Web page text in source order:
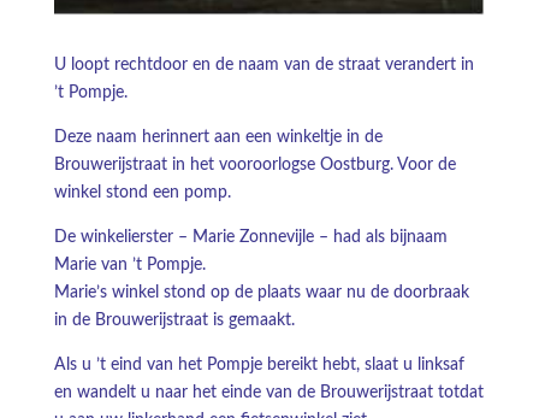
U loopt rechtdoor en de naam van de straat verandert in
’t Pompje.
Deze naam herinnert aan een winkeltje in de
Brouwerijstraat in het vooroorlogse Oostburg. Voor de
winkel stond een pomp.
De winkelierster – Marie Zonnevijle – had als bijnaam
Marie van ’t Pompje.
Marie’s winkel stond op de plaats waar nu de doorbraak
in de Brouwerijstraat is gemaakt.
Als u ’t eind van het Pompje bereikt hebt, slaat u linksaf
en wandelt u naar het einde van de Brouwerijstraat totdat